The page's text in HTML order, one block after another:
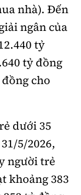
nhà). Đến
ngân của
tỷ
tỷ đồng
cho
dưới 35
5/2026,
người trẻ
khoảng 383